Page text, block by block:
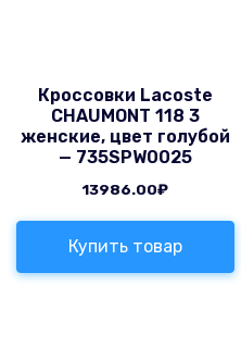
Кроссовки Lacoste
CHAUMONT 118 3
женские, цвет голубой
— 735SPW0025
13986.00₽
Купить товар